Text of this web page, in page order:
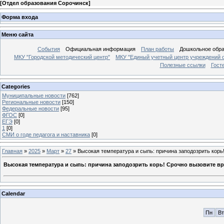
[Отдел образования Сорочинск]
Форма входа
Меню сайта
События Официальная информация План работы
Дошкольное
МКУ "Городской методический центр"
МКУ "Единый учетный центр учреждений
Полезные ссылки
Categories
Муниципальные новости [762]
Региональные новости [150]
Федеральные новости [95]
ФГОС [0]
ЕГЭ [0]
1 [0]
СМИ о годе педагога и наставника [0]
Главная » 2025 » Март » 27 » Высокая температура и сыпь: причина заподозрить
Высокая температура и сыпь: причина заподозрить корь! Срочно вызовите
Calendar
Пн Вт